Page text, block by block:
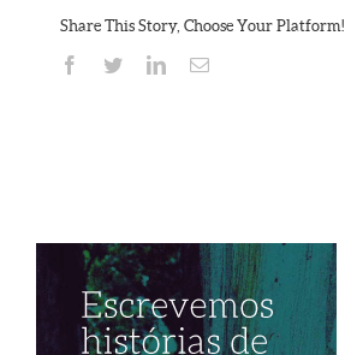
Share This Story, Choose Your Platform!
Facebook
TwitterLinkedinEmail